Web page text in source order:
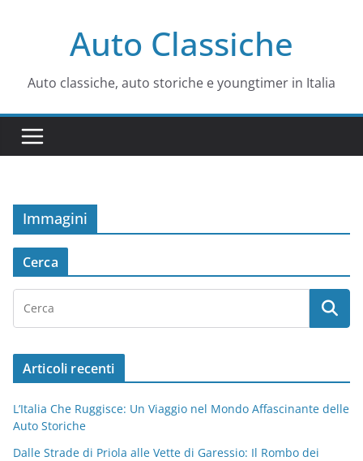
Auto Classiche
Auto classiche, auto storiche e youngtimer in Italia
Immagini
Cerca
Articoli recenti
L’Italia Che Ruggisce: Un Viaggio nel Mondo Affascinante delle
Auto Storiche
Dalle Strade di Priola alle Vette di Garessio: Il Rombo dei